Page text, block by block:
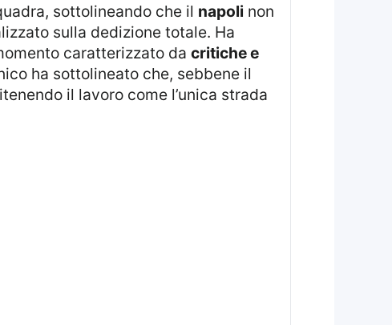
sottolineando che il napoli non
sulla dedizione totale. Ha
caratterizzato da critiche e
ha sottolineato che, sebbene il
il lavoro come l’unica strada